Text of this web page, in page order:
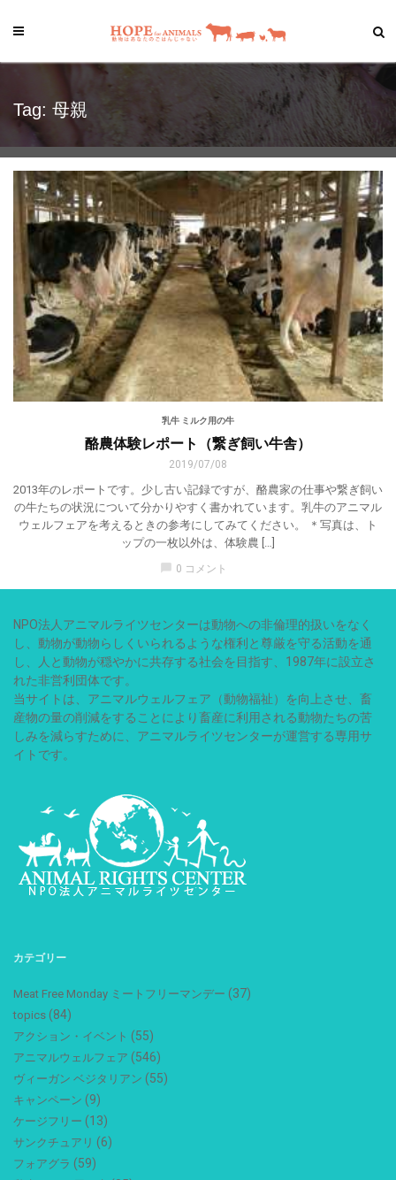
Tag: 母親
乳牛 ミルク用の牛
酪農体験レポート（繋ぎ飼い牛舎）
2019/07/08
2013年のレポートです。少し古い記録ですが、酪農家の仕事や繋ぎ飼い
の牛たちの状況について分かりやすく書かれています。乳牛のアニマル
ウェルフェアを考えるときの参考にしてみてください。 ＊写真は、ト
ップの一枚以外は、体験農 […]
chat_bubble 0 コメント
NPO法人アニマルライツセンターは動物への非倫理的扱いをなく
し、動物が動物らしくいられるような権利と尊厳を守る活動を通
し、人と動物が穏やかに共存する社会を目指す、1987年に設立さ
れた非営利団体です。
当サイトは、アニマルウェルフェア（動物福祉）を向上させ、畜
産物の量の削減をすることにより畜産に利用される動物たちの苦
しみを減らすために、アニマルライツセンターが運営する専用サ
イトです。
カテゴリー
Meat Free Monday ミートフリーマンデー (37)
topics (84)
アクション・イベント (55)
アニマルウェルフェア (546)
ヴィーガン ベジタリアン (55)
キャンペーン (9)
ケージフリー (13)
サンクチュアリ (6)
フォアグラ (59)